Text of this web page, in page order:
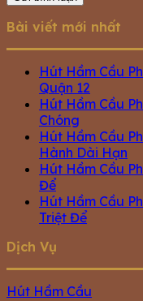
Bài viết mới nhất
Hút Hầm Cầu
Quận 12
Hút Hầm Cầu
Chóng
Hút Hầm Cầu
Hành Dài Hạn
Hút Hầm Cầu
Để
Hút Hầm Cầu
Triệt Để
Dịch Vụ
Hút Hầm Cầu